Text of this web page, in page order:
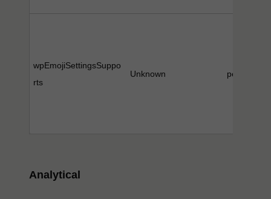
wpEmojiSettingsSuppo
rts
Unknown persistent
Analytical